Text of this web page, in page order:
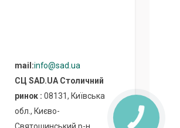
mail:info@sad.ua
СЦ SAD.UA Cтоличний
ринок : 08131, Київська
обл., Києво-